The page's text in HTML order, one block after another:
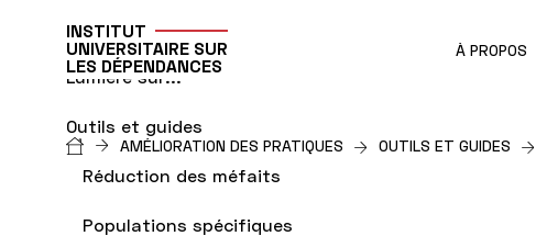
INSTITUT
UNIVERSITAIRE SUR
LES DÉPENDANCES
À PROPOS
d'Ariane
AMÉLIORATION DES PRATIQUES OUTILS ET GUIDES
Lumière sur...
Outils et guides
Réduction des méfaits
Populations spécifiques